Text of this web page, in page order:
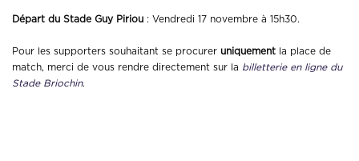
Départ du Stade Guy Piriou : Vendredi 17 novembre à 15h30.
Pour les supporters souhaitant se procurer uniquement la place de
match, merci de vous rendre directement sur la billetterie en ligne du
Stade Briochin.